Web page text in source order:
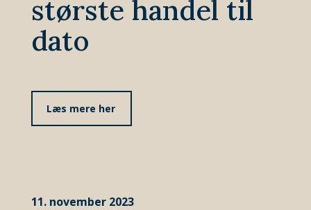
største handel til
dato
Læs mere her
11. november 2023